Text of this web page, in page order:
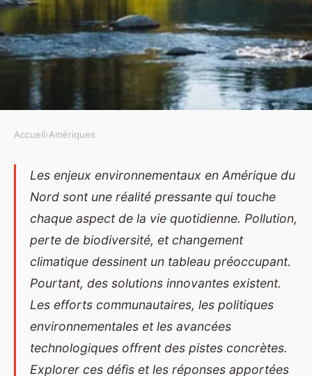
AMÉRIQUES
Les enjeux environnementaux
en Amérique du Nord : défis et
solutions
•10 septembre 2024 6 min de lecture
Accueil›Amériques
Les enjeux environnementaux en Amérique du
Nord sont une réalité pressante qui touche
chaque aspect de la vie quotidienne. Pollution,
perte de biodiversité, et changement
climatique dessinent un tableau préoccupant.
Pourtant, des solutions innovantes existent.
Les efforts communautaires, les politiques
environnementales et les avancées
technologiques offrent des pistes concrètes.
Explorer ces défis et les réponses apportées